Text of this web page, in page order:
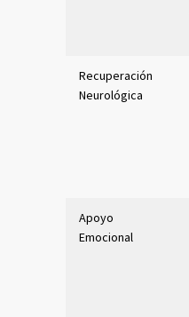
Recuperación
Neurológica
Apoyo
Emocional